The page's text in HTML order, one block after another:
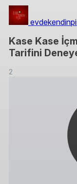
Kase Kase
Tarifini
2